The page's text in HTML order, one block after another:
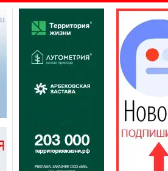
Печать